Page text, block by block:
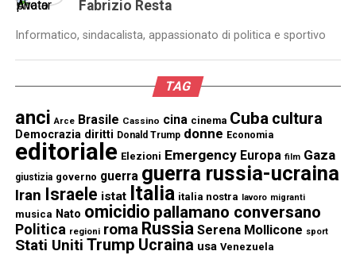
Fabrizio Resta
Informatico, sindacalista, appassionato di politica e sportivo
TAG
anci Arce Brasile Cassino cina cinema Cuba cultura
Democrazia diritti Donald Trump donne Economia
editoriale Elezioni Emergency Europa film Gaza
giustizia governo guerra guerra russia-ucraina
Iran Israele istat Italia italia nostra lavoro migranti
musica Nato omicidio pallamano conversano
Politica regioni roma Russia Serena Mollicone sport
Stati Uniti Trump Ucraina usa Venezuela